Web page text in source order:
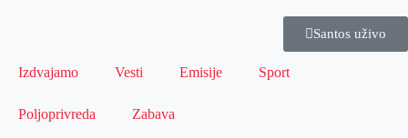
Santos uživo
Izdvajamo Vesti Emisije Sport
Poljoprivreda Zabava